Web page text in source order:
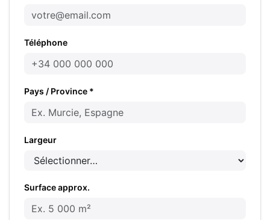
Téléphone
Pays / Province *
Largeur
Surface approx.